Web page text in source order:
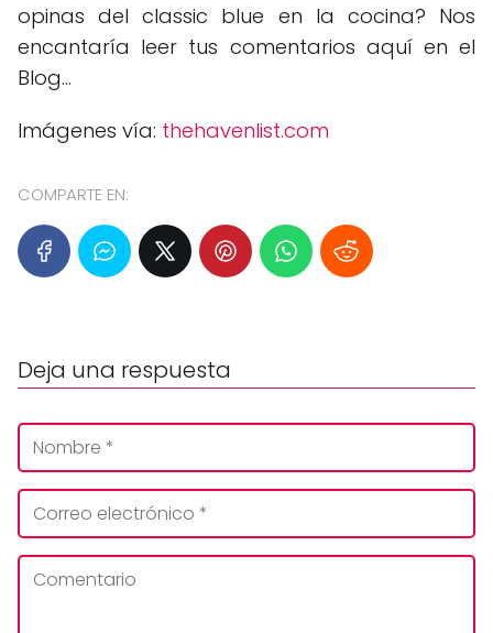
opinas del classic blue en la cocina? Nos
encantaría leer tus comentarios aquí en el
Blog...
Imágenes vía: thehavenlist.com
COMPARTE EN:
Deja una respuesta